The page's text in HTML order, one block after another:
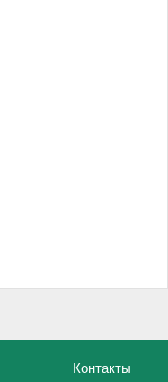
Контакты